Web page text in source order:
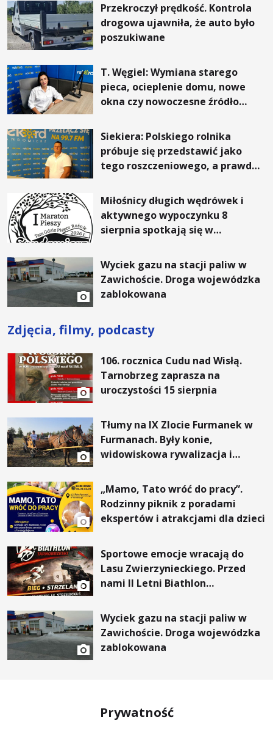
Przekroczył prędkość. Kontrola
drogowa ujawniła, że auto było
poszukiwane
T. Węgiel: Wymiana starego
pieca, ocieplenie domu, nowe
okna czy nowoczesne źródło
rachunki za energię, lepszy
komfort życia i... czystsze
powietrze
Siekiera: Polskiego rolnika
próbuje się przedstawić jako
tego roszczeniowego, a prawda
Miłośnicy długich wędrówek i
aktywnego wypoczynku 8
sierpnia spotkają się w
Pieszym „Tam Gdzie Pieprz
Rośnie”
Wyciek gazu na stacji paliw w
Zawichoście. Droga wojewódzka
zablokowana
Zdjęcia, filmy, podcasty
106. rocznica Cudu nad Wisłą.
Tarnobrzeg zaprasza na
uroczystości 15 sierpnia
Tłumy na IX Zlocie Furmanek w
Furmanach. Były konie,
widowiskowa rywalizacja i
„Mamo, Tato wróć do pracy”.
Rodzinny piknik z poradami
ekspertów i atrakcjami dla dzieci
Sportowe emocje wracają do
Lasu Zwierzynieckiego. Przed
nami II Letni Biathlon
Wyciek gazu na stacji paliw w
Zawichoście. Droga wojewódzka
zablokowana
Prywatność